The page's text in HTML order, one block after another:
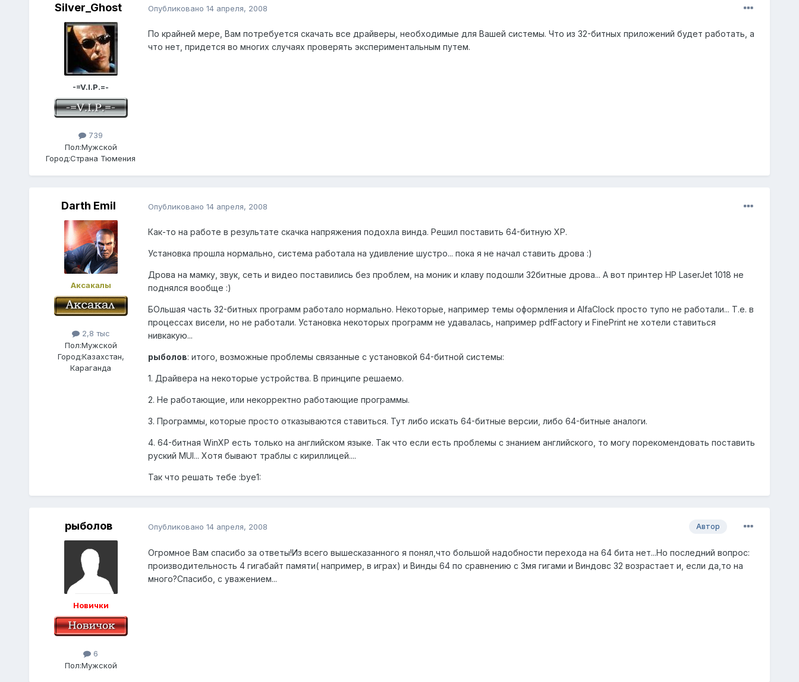
Silver_Ghost
-=V.I.P.=-
739
Пол:Мужской
Город:Страна Тюмения
Опубликовано 14 апреля, 2008
По крайней мере, Вам потребуется скачать все драйверы, необходимые для Вашей системы. Что из 32-битных приложений будет работать, а
что нет, придется во многих случаях проверять экспериментальным путем.
Darth Emil
Аксакалы
2,8 тыс
Пол:Мужской
Город:Казахстан,
Караганда
Опубликовано 14 апреля, 2008
Как-то на работе в результате скачка напряжения подохла винда. Решил поставить 64-битную ХР.
Установка прошла нормально, система работала на удивление шустро... пока я не начал ставить дрова :)
Дрова на мамку, звук, сеть и видео поставились без проблем, на моник и клаву подошли 32битные дрова... А вот принтер HP LaserJet 1018 не
поднялся вообще :)
БОльшая часть 32-битных программ работало нормально. Некоторые, например темы оформления и AlfaClock просто тупо не работали... Т.е. в
процессах висели, но не работали. Установка некоторых программ не удавалась, например pdfFactory и FinePrint не хотели ставиться
нивкакую...
рыболов: итого, возможные проблемы связанные с установкой 64-битной системы:
1. Драйвера на некоторые устройства. В принципе решаемо.
2. Не работающие, или некорректно работающие программы.
3. Программы, которые просто отказываются ставиться. Тут либо искать 64-битные версии, либо 64-битные аналоги.
4. 64-битная WinXP есть только на английском языке. Так что если есть проблемы с знанием английского, то могу порекомендовать поставить
руский MUI... Хотя бывают траблы с кириллицей....
Так что решать тебе :bye1:
рыболов
Новички
6
Пол:Мужской
Автор
Опубликовано 14 апреля, 2008
Огромное Вам спасибо за ответы!Из всего вышесказанного я понял,что большой надобности перехода на 64 бита нет...Но последний вопрос:
производительность 4 гигабайт памяти( например, в играх) и Винды 64 по сравнению с 3мя гигами и Виндовс 32 возрастает и, если да,то на
много?Спасибо, с уважением...